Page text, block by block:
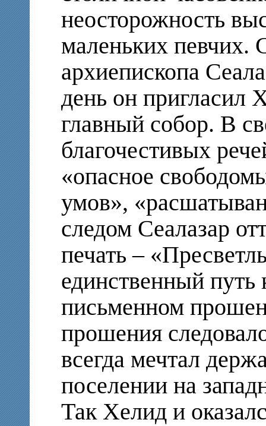
неосторожность
маленьких певчих.
архиепископа
день он пригласил
главный собор. В
благочестивых
«опасное
умов»,
следом Сеалазар
печать –
единственный путь
письменном
прошения
всегда мечтал
поселении на
Так Хелид и